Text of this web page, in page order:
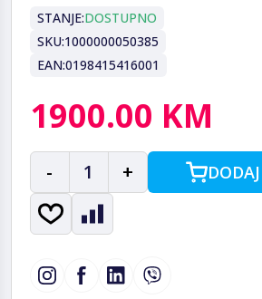
STANJE:DOSTUPNO
SKU:1000000050385
EAN:0198415416001
1900.00 KM
- 1 +